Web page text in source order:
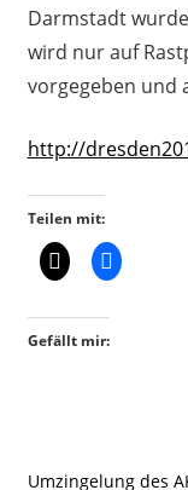
Darmstadt
wird nur auf
vorgegeben und
http://
Teilen mit:
Gefällt mir:
Umzingelung des